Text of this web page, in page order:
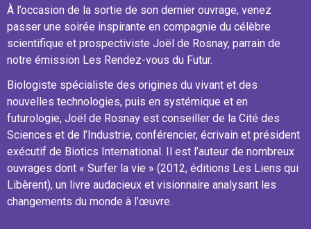
À l’occasion de la sortie de son dernier ouvrage, venez
passer une soirée inspirante en compagnie du célèbre
scientifique et prospectiviste Joël de Rosnay, parrain de
notre émission Les Rendez-vous du Futur.
Biologiste spécialiste des origines du vivant et des
nouvelles technologies, puis en systémique et en
futurologie, Joël de Rosnay est conseiller de la Cité des
Sciences et de l’Industrie, conférencier, écrivain et président
exécutif de Biotics International. Il est l’auteur de nombreux
ouvrages dont « Surfer la vie » (2012, éditions Les Liens qui
Libèrent), un livre audacieux et visionnaire analysant les
changements du monde à l’œuvre.